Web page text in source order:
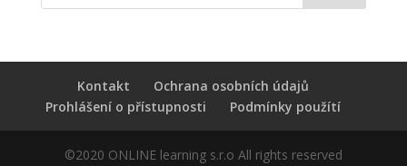
Kontakt
Ochrana osobních údajů
Prohlášení o přístupnosti
Podmínky použítí
©2020 ONLINE learning s.r.o All rights reserved